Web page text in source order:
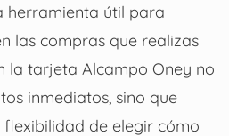
herramienta útil para
las compras que realizas
la tarjeta Alcampo Oney no
inmediatos, sino que
de elegir cómo